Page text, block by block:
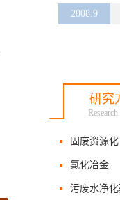
2008.9
研究
固废资源化
氯化冶金
污废水净化